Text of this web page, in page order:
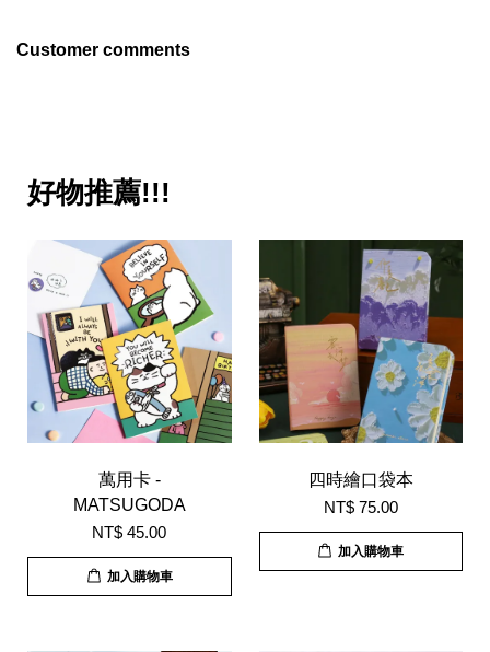
Customer comments
好物推薦!!!
萬用卡 -
MATSUGODA
NT$ 45.00
加入購物車
四時繪口袋本
NT$ 75.00
加入購物車